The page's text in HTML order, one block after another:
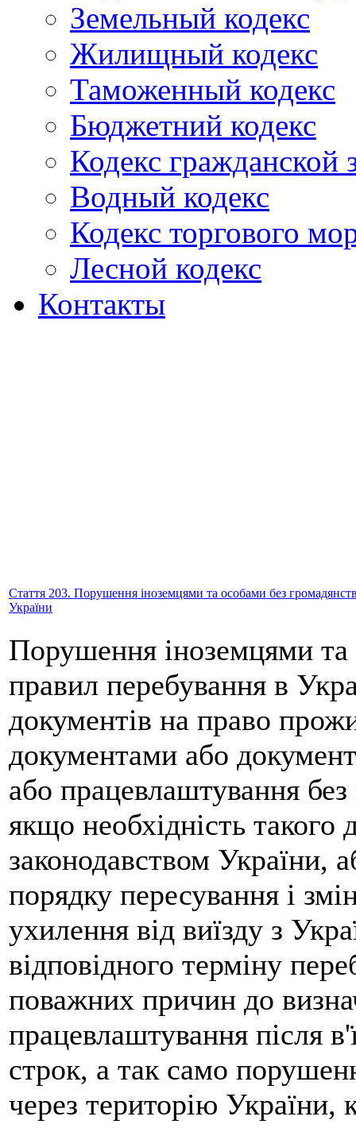
Земельный кодекс
Жилищный кодекс
Таможенный кодекс
Бюджетний кодекс
Кодекс гражданской
Водный кодекс
Кодекс торгового
Лесной кодекс
Контакты
Стаття 203. Порушення іноземцями та особами без
України
Порушення іноземцями та
правил перебування в
документів на право
документами або
або працевлаштування
якщо необхідність такого
законодавством України,
порядку пересування і
ухилення від виїзду з
відповідного терміну
поважних причин до
працевлаштування після
строк, а так само
через територію України,